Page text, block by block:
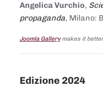
Angelica Vurchio,
propaganda, Milano:
Joomla Gallerymakes it
Edizione 2024